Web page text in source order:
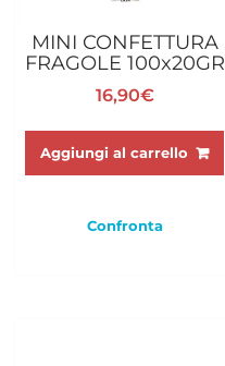
MINI CONFETTURA
FRAGOLE 100x20GR
16,90€
Aggiungi al carrello
Confronta